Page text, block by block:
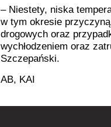
– Niestety, niska
w tym okresie
drogowych oraz
wychłodzeniem oraz
Szczepański.
AB, KAI